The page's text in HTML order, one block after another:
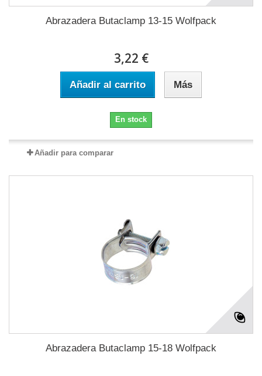
Abrazadera Butaclamp 13-15 Wolfpack
3,22 €
Añadir al carrito Más
En stock
Añadir para comparar
Abrazadera Butaclamp 15-18 Wolfpack